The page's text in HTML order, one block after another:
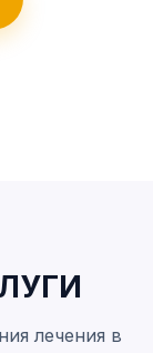
лечения в